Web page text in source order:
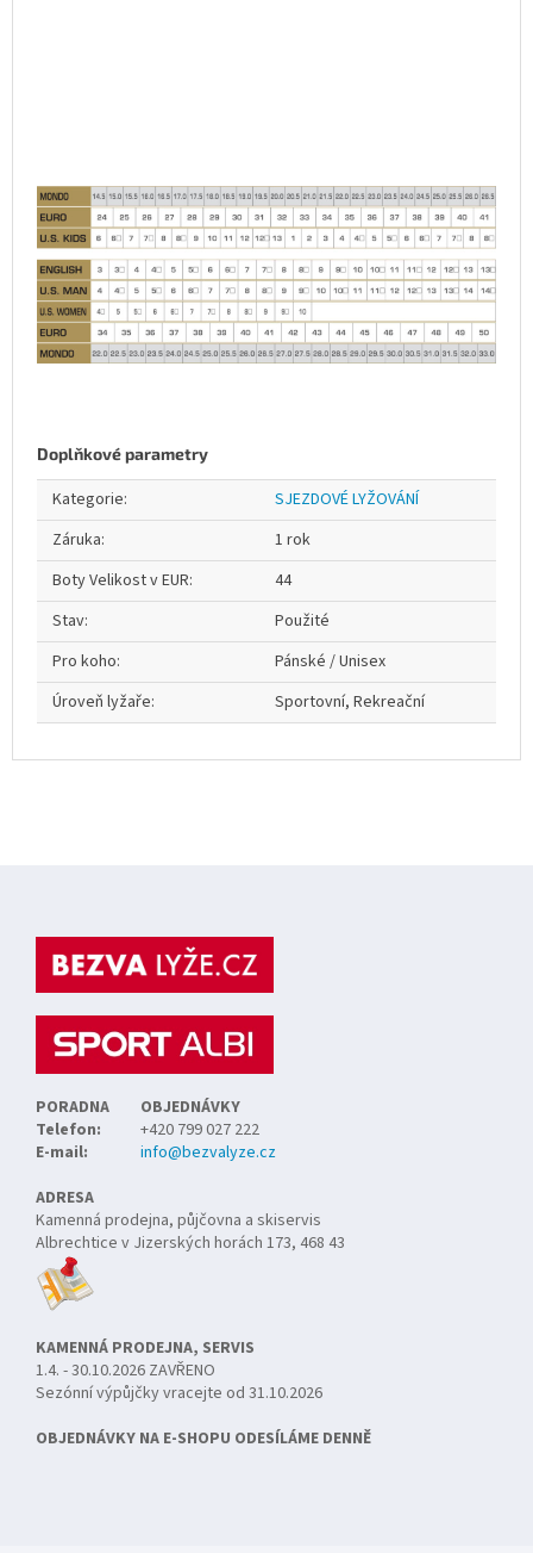
Doplňkové parametry
Kategorie:
SJEZDOVÉ LYŽOVÁNÍ
Záruka:
1 rok
Boty Velikost v EUR:
44
Stav:
Použité
Pro koho:
Pánské / Unisex
Úroveň lyžaře: Sportovní, Rekreační
PORADNA
OBJEDNÁVKY
Telefon:
+420 799 027 222
E-mail:
info@bezvalyze.cz
ADRESA
Kamenná prodejna, půjčovna a skiservis
Albrechtice v Jizerských horách 173, 468 43
KAMENNÁ PRODEJNA, SERVIS
1.4. - 30.10.2026 ZAVŘENO
Sezónní výpůjčky vracejte od 31.10.2026
OBJEDNÁVKY NA E-SHOPU ODESÍLÁME DENNĚ